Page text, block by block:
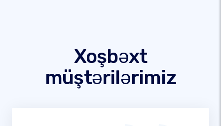
Xoşbəxt
müştərilərimiz